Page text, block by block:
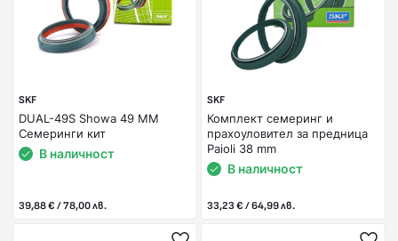
SKF
DUAL-49S Showa 49 MM
Семеринги кит
В наличност
39,88 € / 78,00 лв.
SKF
Комплект семеринг и
прахоуловител за предница
Paioli 38 mm
В наличност
33,23 € / 64,99 лв.